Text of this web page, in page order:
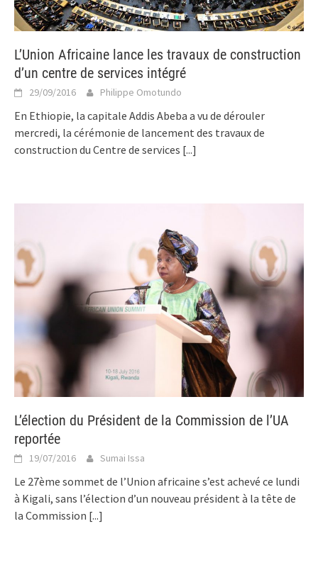
L’Union Africaine lance les travaux de construction
d’un centre de services intégré
29/09/2016 Philippe Omotundo
En Ethiopie, la capitale Addis Abeba a vu de dérouler
mercredi, la cérémonie de lancement des travaux de
construction du Centre de services [...]
L’élection du Président de la Commission de l’UA
reportée
19/07/2016 Sumai Issa
Le 27ème sommet de l’Union africaine s’est achevé ce lundi
à Kigali, sans l’élection d’un nouveau président à la tête de
la Commission [...]